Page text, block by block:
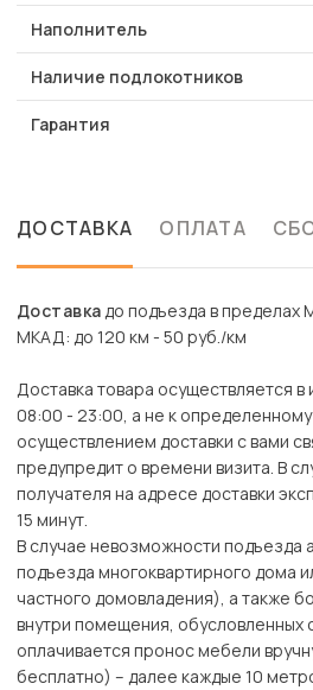
Наполнитель
Наличие подлокотников
Гарантия
ДОСТАВКА ОПЛАТА
Доставкадо подъезда в пределах
МКАД: до 120 км - 50 руб./км
Доставка товара осуществляется
08:00 - 23:00, а не к
осуществлением доставки с вами
предупредит о времени визита. В
получателя на адресе доставки
15 минут.
В случае невозможности подъезда
подъезда многоквартирного дома
частного домовладения), а также
внутри помещения, обусловленных
оплачивается пронос мебели
бесплатно) – далее каждые 10